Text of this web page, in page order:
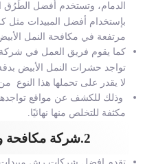
الدمام، وتستخدم أفضل الطُرُق
بإستخدام أفضل المبيدات مثل
مرتفعة في مكافحة النمل
كما يقوم فريق العمل في شركة
تواجد حشرات النمل الأبيض
لا يقدر على تحملها هذا النوع
وذلك للكشف عن مواقع
مكثفة للتخلص منها نهائيًا.
2.شركة مكافحة وإبادة البعوض بالدمام